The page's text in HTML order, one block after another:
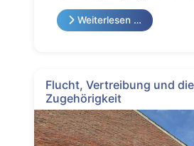
Weiterlesen …
Flucht, Vertreibung und
Zugehörigkeit